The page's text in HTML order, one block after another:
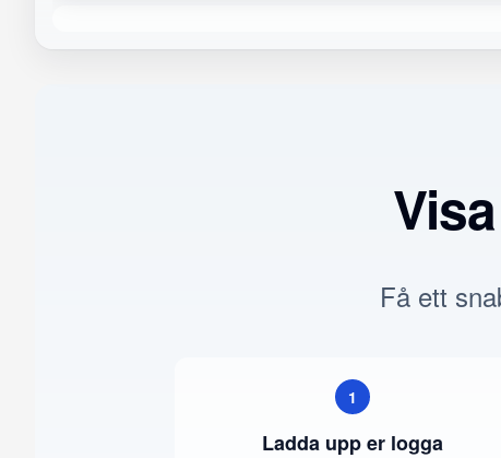
Få ett
1
Ladda upp er logga